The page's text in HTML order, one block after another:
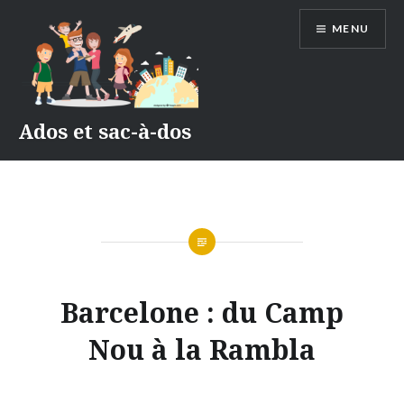
contenu
principal
Ados et sac-à-dos
MENU
2015
Barcelone : du Camp
Nou à la Rambla